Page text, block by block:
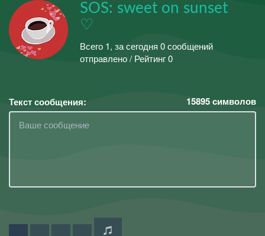
SOS: sweet on sunset
♡
Всего 1, за сегодня 0 сообщений
отправлено / Рейтинг 0
Текст сообщения: 15895символов